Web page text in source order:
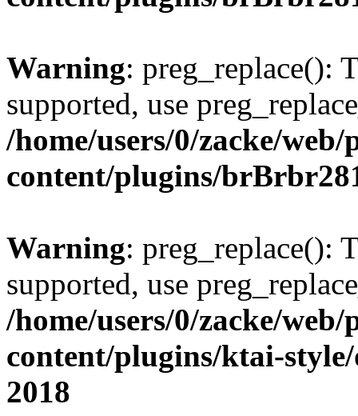
Warning: preg_replace():
supported, use
/home/users/0/zacke/
content/plugins/
Warning: preg_replace():
supported, use
/home/users/0/zacke/
content/plugins/ktai-
2018